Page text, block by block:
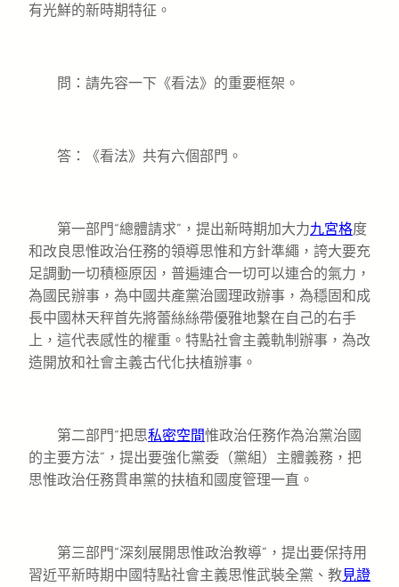
有光鮮的新時期特征。
問：請先容一下《看法》的重要框架。
答：《看法》共有六個部門。
第一部門“總體請求”，提出新時期加大力九宮格度
和改良思惟政治任務的領導思惟和方針準繩，誇大要充
足調動一切積極原因，普遍連合一切可以連合的氣力，
為國民辦事，為中國共產黨治國理政辦事，為穩固和成
長中國林天秤首先將蕾絲絲帶優雅地繫在自己的右手
上，這代表感性的權重。特點社會主義軌制辦事，為改
造開放和社會主義古代化扶植辦事。
第二部門“把思私密空間惟政治任務作為治黨治國
的主要方法”，提出要強化黨委（黨組）主體義務，把
思惟政治任務貫串黨的扶植和國度管理一直。
第三部門“深刻展開思惟政治教導”，提出要保持用
習近平新時期中國特點社會主義思惟武裝全黨、教見證